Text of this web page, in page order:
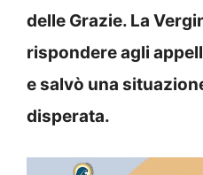
delle Grazie. La
rispondere agli
e salvò una
disperata.